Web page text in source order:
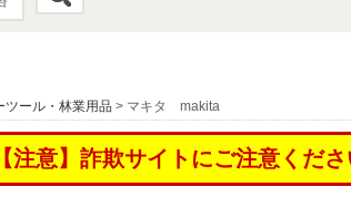
ツール・林業用品 > マキタ makita
【注意】詐欺サイトにご注意くだ